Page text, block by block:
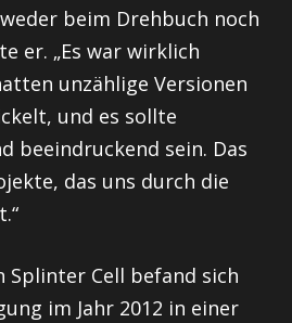
beim Drehbuch noch
er. „Es war wirklich
unzählige Versionen
und es sollte
beeindruckend sein. Das
das uns durch die
Splinter Cell befand sich
im Jahr 2012 in einer